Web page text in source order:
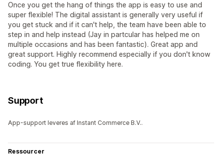
Once you get the hang of things the app is easy to use and
super flexible! The digital assistant is generally very useful if
you get stuck and if it can't help, the team have been able to
step in and help instead (Jay in partcular has helped me on
multiple occasions and has been fantastic). Great app and
great support. Highly recommend especially if you don't know
coding. You get true flexibility here.
Support
App-support leveres af Instant Commerce B.V..
Ressourcer